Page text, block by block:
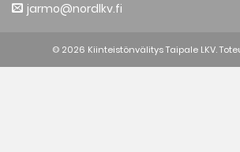
jarmo@nordlkv.fi
© 2026 Kiinteistönvälitys Taipale LKV.